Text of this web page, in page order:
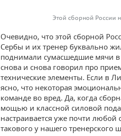
Этой сборной России
Очевидно, что этой сборной
Сербы и их тренер буквально
поднимали сумасшедшие мячи в
снова и снова говорил про
технические элементы. Если в
ясно, что некоторая
команде во вред. Да, когда
мощью и классной силовой
настраивается уже почти любой
такового у нашего тренерского